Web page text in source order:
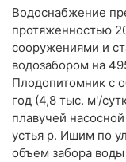
Водоснабжение
протяженностью
сооружениями и
водозабором на
Плодопитомник с
год (4,8 тыс. м'/
плавучей
устья р. Ишим по
объем забора